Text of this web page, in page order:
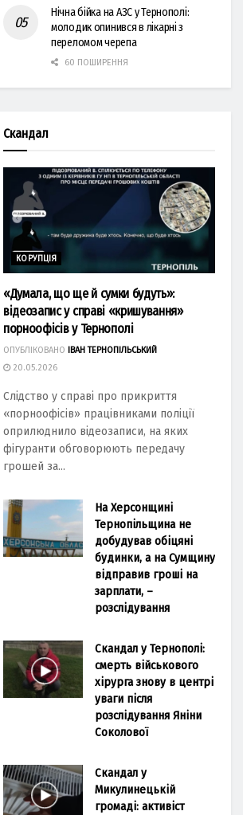
Нічна бійка на АЗС у Тернополі:
молодик опинився в лікарні з
переломом черепа
60 ПОШИРЕННЯ
Скандал
КОРУПЦІЯ
«Думала, що ще й сумки будуть»:
відеозапис у справі «кришування»
порноофісів у Тернополі
ОПУБЛІКОВАНО
ІВАН ТЕРНОПІЛЬСЬКИЙ
20.05.2026
Слідство у справі про прикриття
«порноофісів» працівниками поліції
оприлюднило відеозаписи, на яких
фігуранти обговорюють передачу
грошей за...
На Херсонщині
Тернопільщина не
добудував обіцяні
будинки, а на Сумщину
відправив гроші на
зарплати, –
розслідування
Скандал у Тернополі:
смерть військового
хірурга знову в центрі
уваги після
розслідування Яніни
Соколової
Скандал у
Микулинецькій
громаді: активіст